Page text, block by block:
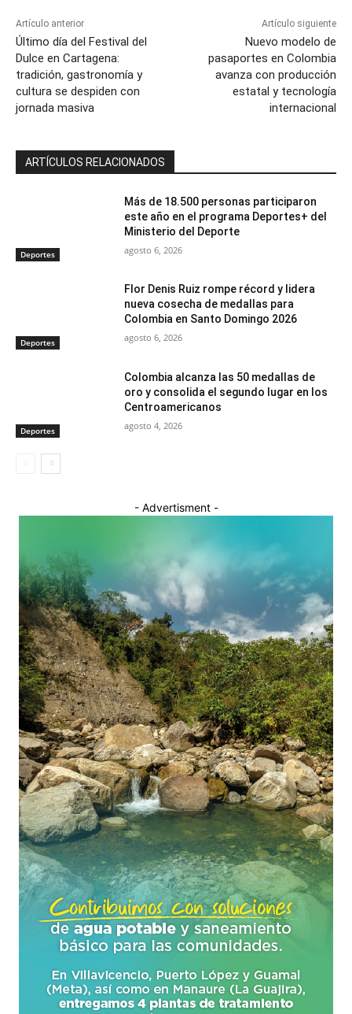
Artículo anterior
Último día del Festival del
Dulce en Cartagena:
tradición, gastronomía y
cultura se despiden con
jornada masiva
Artículo siguiente
Nuevo modelo de
pasaportes en Colombia
avanza con producción
estatal y tecnología
internacional
ARTÍCULOS RELACIONADOS
Deportes
Más de 18.500 personas participaron
este año en el programa Deportes+ del
Ministerio del Deporte
agosto 6, 2026
Deportes
Flor Denis Ruiz rompe récord y lidera
nueva cosecha de medallas para
Colombia en Santo Domingo 2026
agosto 6, 2026
Deportes
Colombia alcanza las 50 medallas de
oro y consolida el segundo lugar en los
Centroamericanos
agosto 4, 2026
- Advertisment -